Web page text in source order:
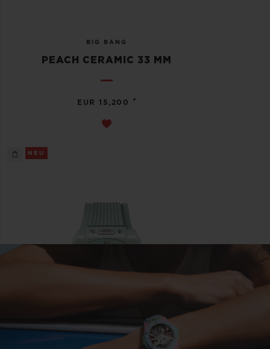
BIG BANG
PEACH CERAMIC 33 MM
EUR 15,200 •
NEU